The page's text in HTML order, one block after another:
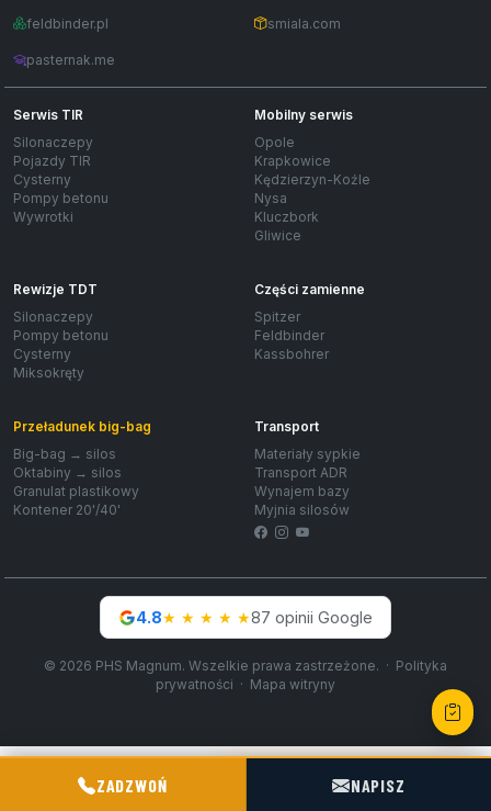
feldbinder.pl smiala.com
pasternak.me
Serwis TIR
Silonaczepy
Pojazdy TIR
Cysterny
Pompy betonu
Wywrotki
Mobilny serwis
Opole
Krapkowice
Kędzierzyn-Koźle
Nysa
Kluczbork
Gliwice
Rewizje TDT
Silonaczepy
Pompy betonu
Cysterny
Miksokręty
Części zamienne
Spitzer
Feldbinder
Kassbohrer
Przeładunek big-bag
Big-bag → silos
Oktabiny → silos
Granulat plastikowy
Kontener 20'/40'
Transport
Materiały sypkie
Transport ADR
Wynajem bazy
Myjnia silosów
Facebook
Instagram
4.8★ ★ ★ ★ ★87 opinii Google
© 2026 PHS Magnum. Wszelkie prawa zastrzeżone. · Polityka
prywatności · Mapa witryny
ZADZWOŃ NAPISZ